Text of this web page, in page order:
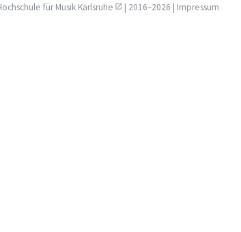
für Musik Karlsruhe | 2016–2026 | Impressum